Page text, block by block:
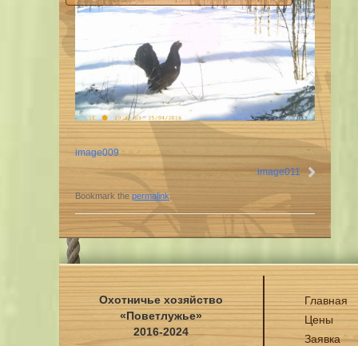
image009
image011
Bookmark the permalink
Охотничье хозяйство
«Поветлужье»
2016-2024
Главная
Цены
Заявка